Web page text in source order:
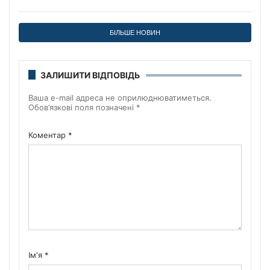
БІЛЬШЕ НОВИН
ЗАЛИШИТИ ВІДПОВІДЬ
Ваша e-mail адреса не оприлюднюватиметься.
Обов’язкові поля позначені *
Коментар *
Ім'я *